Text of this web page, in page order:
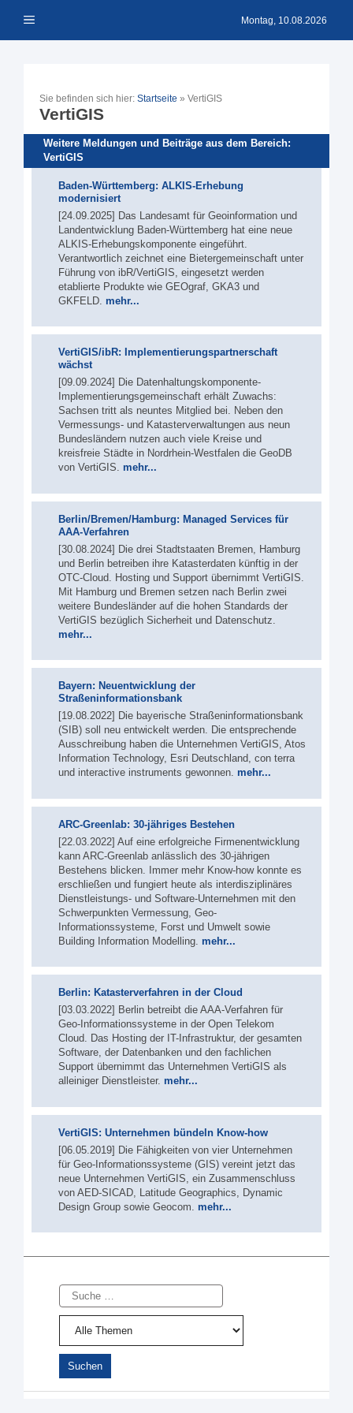
Inhalt Menü Montag, 10.08.2026
Sie befinden sich hier: Startseite » VertiGIS
VertiGIS
Weitere Meldungen und Beiträge aus dem Bereich:
VertiGIS
Baden-Württemberg: ALKIS-Erhebung
modernisiert
[24.09.2025] Das Landesamt für Geoinformation und
Landentwicklung Baden-Württemberg hat eine neue
ALKIS-Erhebungskomponente eingeführt.
Verantwortlich zeichnet eine Bietergemeinschaft unter
Führung von ibR/VertiGIS, eingesetzt werden
etablierte Produkte wie GEOgraf, GKA3 und
GKFELD. mehr...
VertiGIS/ibR: Implementierungspartnerschaft
wächst
[09.09.2024] Die Datenhaltungskomponente-
Implementierungsgemeinschaft erhält Zuwachs:
Sachsen tritt als neuntes Mitglied bei. Neben den
Vermessungs- und Katasterverwaltungen aus neun
Bundesländern nutzen auch viele Kreise und
kreisfreie Städte in Nordrhein-Westfalen die GeoDB
von VertiGIS. mehr...
Berlin/Bremen/Hamburg: Managed Services für
AAA-Verfahren
[30.08.2024] Die drei Stadtstaaten Bremen, Hamburg
und Berlin betreiben ihre Katasterdaten künftig in der
OTC-Cloud. Hosting und Support übernimmt VertiGIS.
Mit Hamburg und Bremen setzen nach Berlin zwei
weitere Bundesländer auf die hohen Standards der
VertiGIS bezüglich Sicherheit und Datenschutz.
mehr...
Bayern: Neuentwicklung der
Straßeninformationsbank
[19.08.2022] Die bayerische Straßeninformationsbank
(SIB) soll neu entwickelt werden. Die entsprechende
Ausschreibung haben die Unternehmen VertiGIS, Atos
Information Technology, Esri Deutschland, con terra
und interactive instruments gewonnen. mehr...
ARC-Greenlab: 30-jähriges Bestehen
[22.03.2022] Auf eine erfolgreiche Firmenentwicklung
kann ARC-Greenlab anlässlich des 30-jährigen
Bestehens blicken. Immer mehr Know-how konnte es
erschließen und fungiert heute als interdisziplinäres
Dienstleistungs- und Software-Unternehmen mit den
Schwerpunkten Vermessung, Geo-
Informationssysteme, Forst und Umwelt sowie
Building Information Modelling. mehr...
Berlin: Katasterverfahren in der Cloud
[03.03.2022] Berlin betreibt die AAA-Verfahren für
Geo-Informationssysteme in der Open Telekom
Cloud. Das Hosting der IT-Infrastruktur, der gesamten
Software, der Datenbanken und den fachlichen
Support übernimmt das Unternehmen VertiGIS als
alleiniger Dienstleister. mehr...
VertiGIS: Unternehmen bündeln Know-how
[06.05.2019] Die Fähigkeiten von vier Unternehmen
für Geo-Informationssysteme (GIS) vereint jetzt das
neue Unternehmen VertiGIS, ein Zusammenschluss
von AED-SICAD, Latitude Geographics, Dynamic
Design Group sowie Geocom. mehr...
Suche